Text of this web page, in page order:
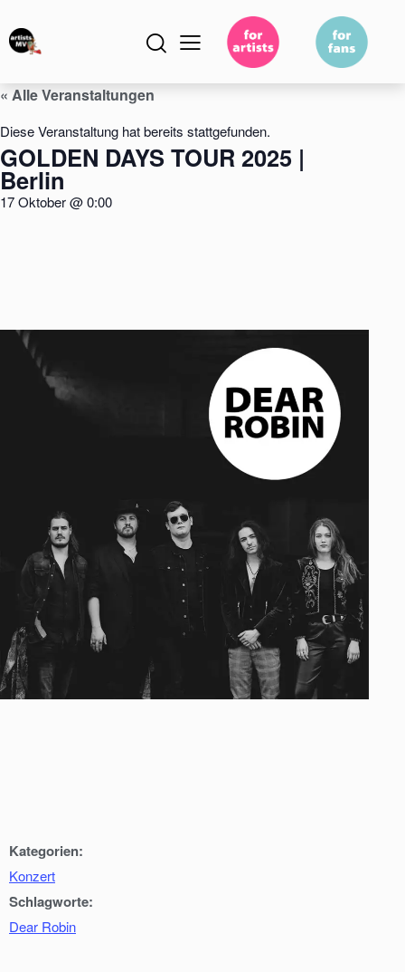
« Alle Veranstaltungen
Diese Veranstaltung hat bereits stattgefunden.
GOLDEN DAYS TOUR 2025 |
Berlin
17 Oktober@0:00
Kategorien:
Konzert
Schlagworte:
Dear Robin